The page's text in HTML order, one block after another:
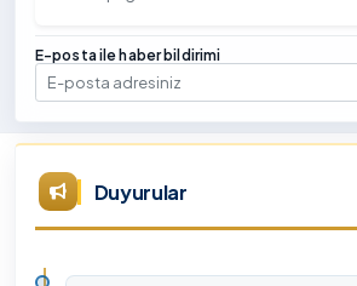
Yükseköğretim Kurulu (YÖK),
katkı ve proje bildirimlerini koordine
bulundu. Ardahan Üniversitesinde 31
E-posta ile haber bildirimi
E-posta
Duyurular